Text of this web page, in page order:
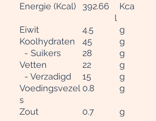
Energie (Kcal)
392.66
Kca
l
Eiwit
4.5
g
Koolhydraten
45
g
- Suikers
28
g
Vetten
22
g
- Verzadigd
15
g
Voedingsvezel
s
0.8 g
Zout 0.7 g